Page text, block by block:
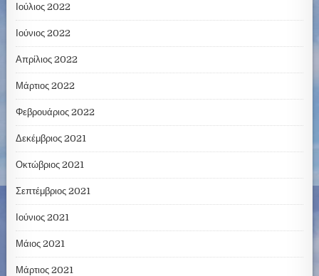
Ιούλιος 2022
Ιούνιος 2022
Απρίλιος 2022
Μάρτιος 2022
Φεβρουάριος 2022
Δεκέμβριος 2021
Οκτώβριος 2021
Σεπτέμβριος 2021
Ιούνιος 2021
Μάιος 2021
Μάρτιος 2021